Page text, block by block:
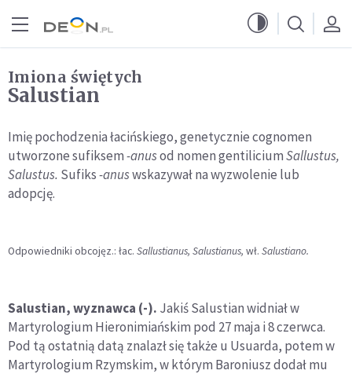
Imiona świętych
Salustian
Imię pochodzenia łacińskiego, genetycznie cognomen
utworzone sufiksem-anusod nomen gentiliciumSallustus,
Salustus. Sufiks-anuswskazywał na wyzwolenie lub
adopcję.
Odpowiedniki obcojęz.: łac. Sallustianus, Salustianus, wł. Salustiano.
Salustian, wyznawca (-). Jakiś Salustian widniał w
Martyrologium Hieronimiańskim pod 27 maja i 8 czerwca.
Pod tą ostatnią datą znalazł się także u Usuarda, potem w
Martyrologium Rzymskim, w którym Baroniusz dodał mu